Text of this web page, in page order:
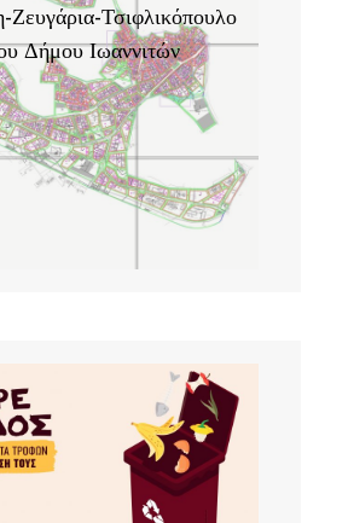
Ζευγάρια-Τσιφλικόπουλο
Δήμου Ιωαννιτών